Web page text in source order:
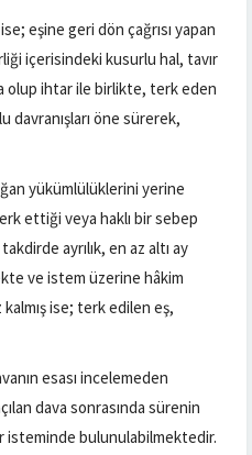
eşine geri dön çağrısı yapan
içerisindeki kusurlu hal, tavır
olup ihtar ile birlikte, terk eden
davranışları öne sürerek,
yükümlülüklerini yerine
ettiği veya haklı bir sebep
ayrılık, en az altı ay
ve istem üzerine hâkim
ise; terk edilen eş,
esası incelemeden
dava sonrasında sürenin
bulunulabilmektedir.